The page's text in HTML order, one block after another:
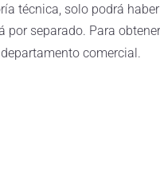
técnica, solo podrá
separado. Para
comercial.